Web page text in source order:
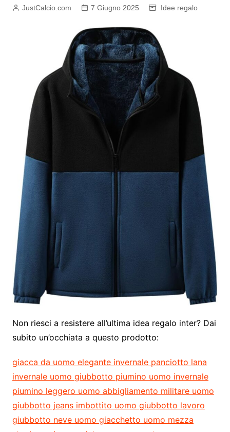
JustCalcio.com 7 Giugno 2025 Idee regalo
Non riesci a resistere all’ultima idea regalo inter? Dai
subito un’occhiata a questo prodotto:
giacca da uomo elegante invernale panciotto lana
invernale uomo giubbotto piumino uomo invernale
piumino leggero uomo abbigliamento militare uomo
giubbotto jeans imbottito uomo giubbotto lavoro
giubbotto neve uomo giacchetto uomo mezza